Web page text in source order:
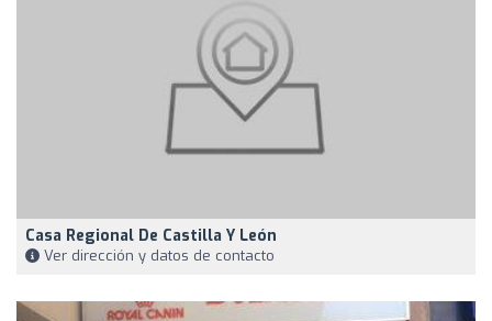
Casa Regional De Castilla Y León
Ver dirección y datos de contacto